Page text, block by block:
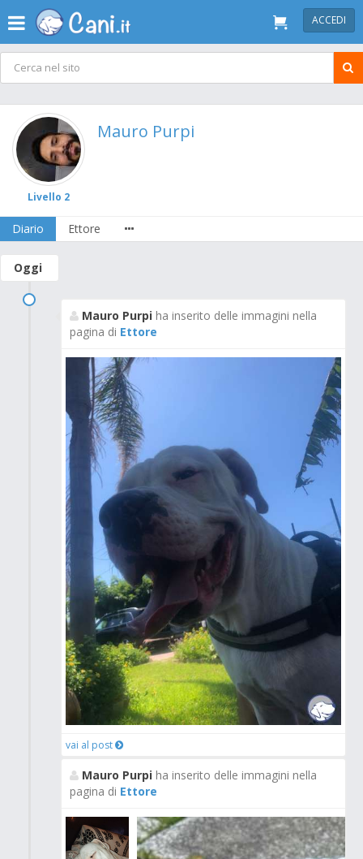
ACCEDI
Livello 2
Mauro Purpi
Diario Ettore
Oggi
Mauro Purpi ha inserito delle immagini nella
pagina di Ettore
vai al post
Mauro Purpi ha inserito delle immagini nella
pagina di Ettore